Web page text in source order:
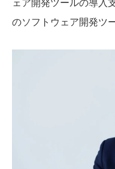
のソフトウェア開発ツ